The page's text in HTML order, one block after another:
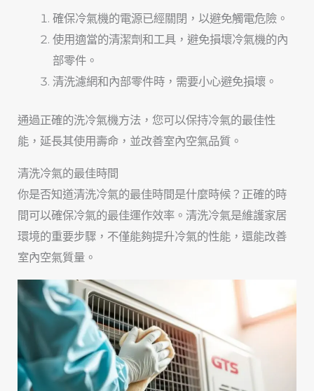
確保冷氣機的電源已經關閉，以避免觸電危險。
使用適當的清潔劑和工具，避免損壞冷氣機的內
部零件。
清洗濾網和內部零件時，需要小心避免損壞。
通過正確的洗冷氣機方法，您可以保持冷氣的最佳性
能，延長其使用壽命，並改善室內空氣品質。
清洗冷氣的最佳時間
你是否知道清洗冷氣的最佳時間是什麼時候？正確的時
間可以確保冷氣的最佳運作效率。清洗冷氣是維護家居
環境的重要步驟，不僅能夠提升冷氣的性能，還能改善
室內空氣質量。